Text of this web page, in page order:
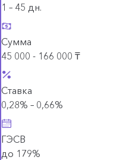
1 – 45 дн.
Сумма
45 000 - 166 000 ₸
Ставка
0,28% – 0,66%
ГЭСВ
до 179%